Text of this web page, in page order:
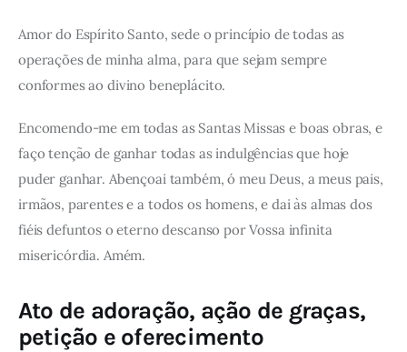
Amor do Espírito Santo, sede o princípio de todas as
operações de minha alma, para que sejam sempre
conformes ao divino beneplácito.
Encomendo-me em todas as Santas Missas e boas obras, e
faço tenção de ganhar todas as indulgências que hoje
puder ganhar. Abençoai também, ó meu Deus, a meus pais,
irmãos, parentes e a todos os homens, e dai às almas dos
fiéis defuntos o eterno descanso por Vossa infinita
misericórdia. Amém.
Ato de adoração, ação de graças,
petição e oferecimento